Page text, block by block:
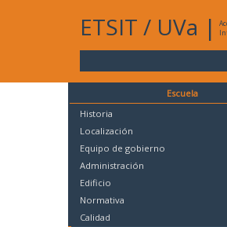
ETSIT / UVa |
Escuela
Historia
Localización
Equipo de gobierno
Administración
Edificio
Normativa
Calidad